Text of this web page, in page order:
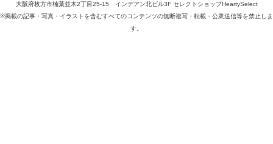
大阪府枚方市楠葉並木2丁目25-15 インデアン北ビル3F セレクトショップHeartySelect
※掲載の記事・写真・イラストを含むすべてのコンテンツの無断複写・転載・公衆送信等を禁止しま
す。